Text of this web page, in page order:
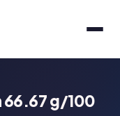
66.67 g/100